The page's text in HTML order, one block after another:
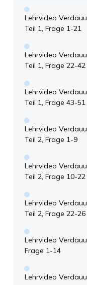
Lehrvideo
Teil 1, Frage 1-21
Lehrvideo
Teil 1, Frage 22-42
Lehrvideo
Teil 1, Frage 43-51
Lehrvideo
Teil 2, Frage 1-9
Lehrvideo
Teil 2, Frage 10-22
Lehrvideo
Teil 2, Frage 22-26
Lehrvideo
Frage 1-14
Lehrvideo